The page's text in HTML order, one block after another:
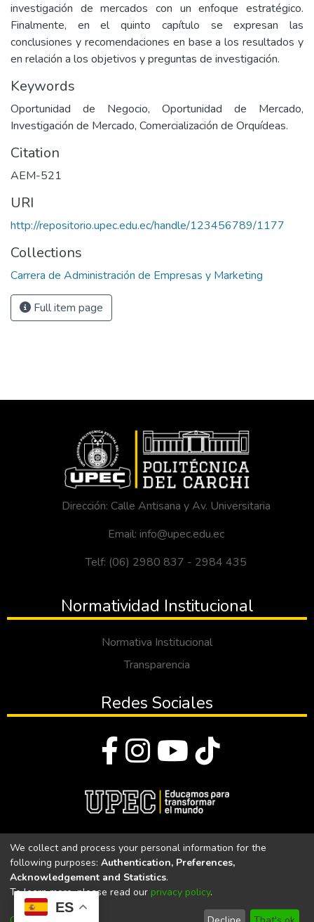
ES
investigación de mercados con un enfoque estratégico.
Finalmente, en el quinto capítulo se expresan las
conclusiones y recomendaciones en base a los resultados y
en relación a los objetivos y preguntas de investigación.
Keywords
Oportunidad de Negocio, Oportunidad de Mercado,
Investigación de Mercado, Comercialización de Orquídeas.
Citation
AEM-521
URI
http://repositorio.upec.edu.ec/handle/123456789/1177
Collections
Carrera de Administración de Empresas y Marketing
Full item page
Dirección: Calle Antisana y Av. Universitaria
Email: info@upec.edu.ec
Telf: (06) 2980 837 - 2984 435
Normatividad Institucional
Normativa Institucional
Transparencia
Redes Sociales
Universidad Politécnica Estatal del Carchi
Universidad Politécnica Estatal del Carchi | Acreditada por el
We collect and process your personal information for the
following purposes: Authentication, Preferences,
Acknowledgement and Statistics.
To learn more, please read our privacy policy.